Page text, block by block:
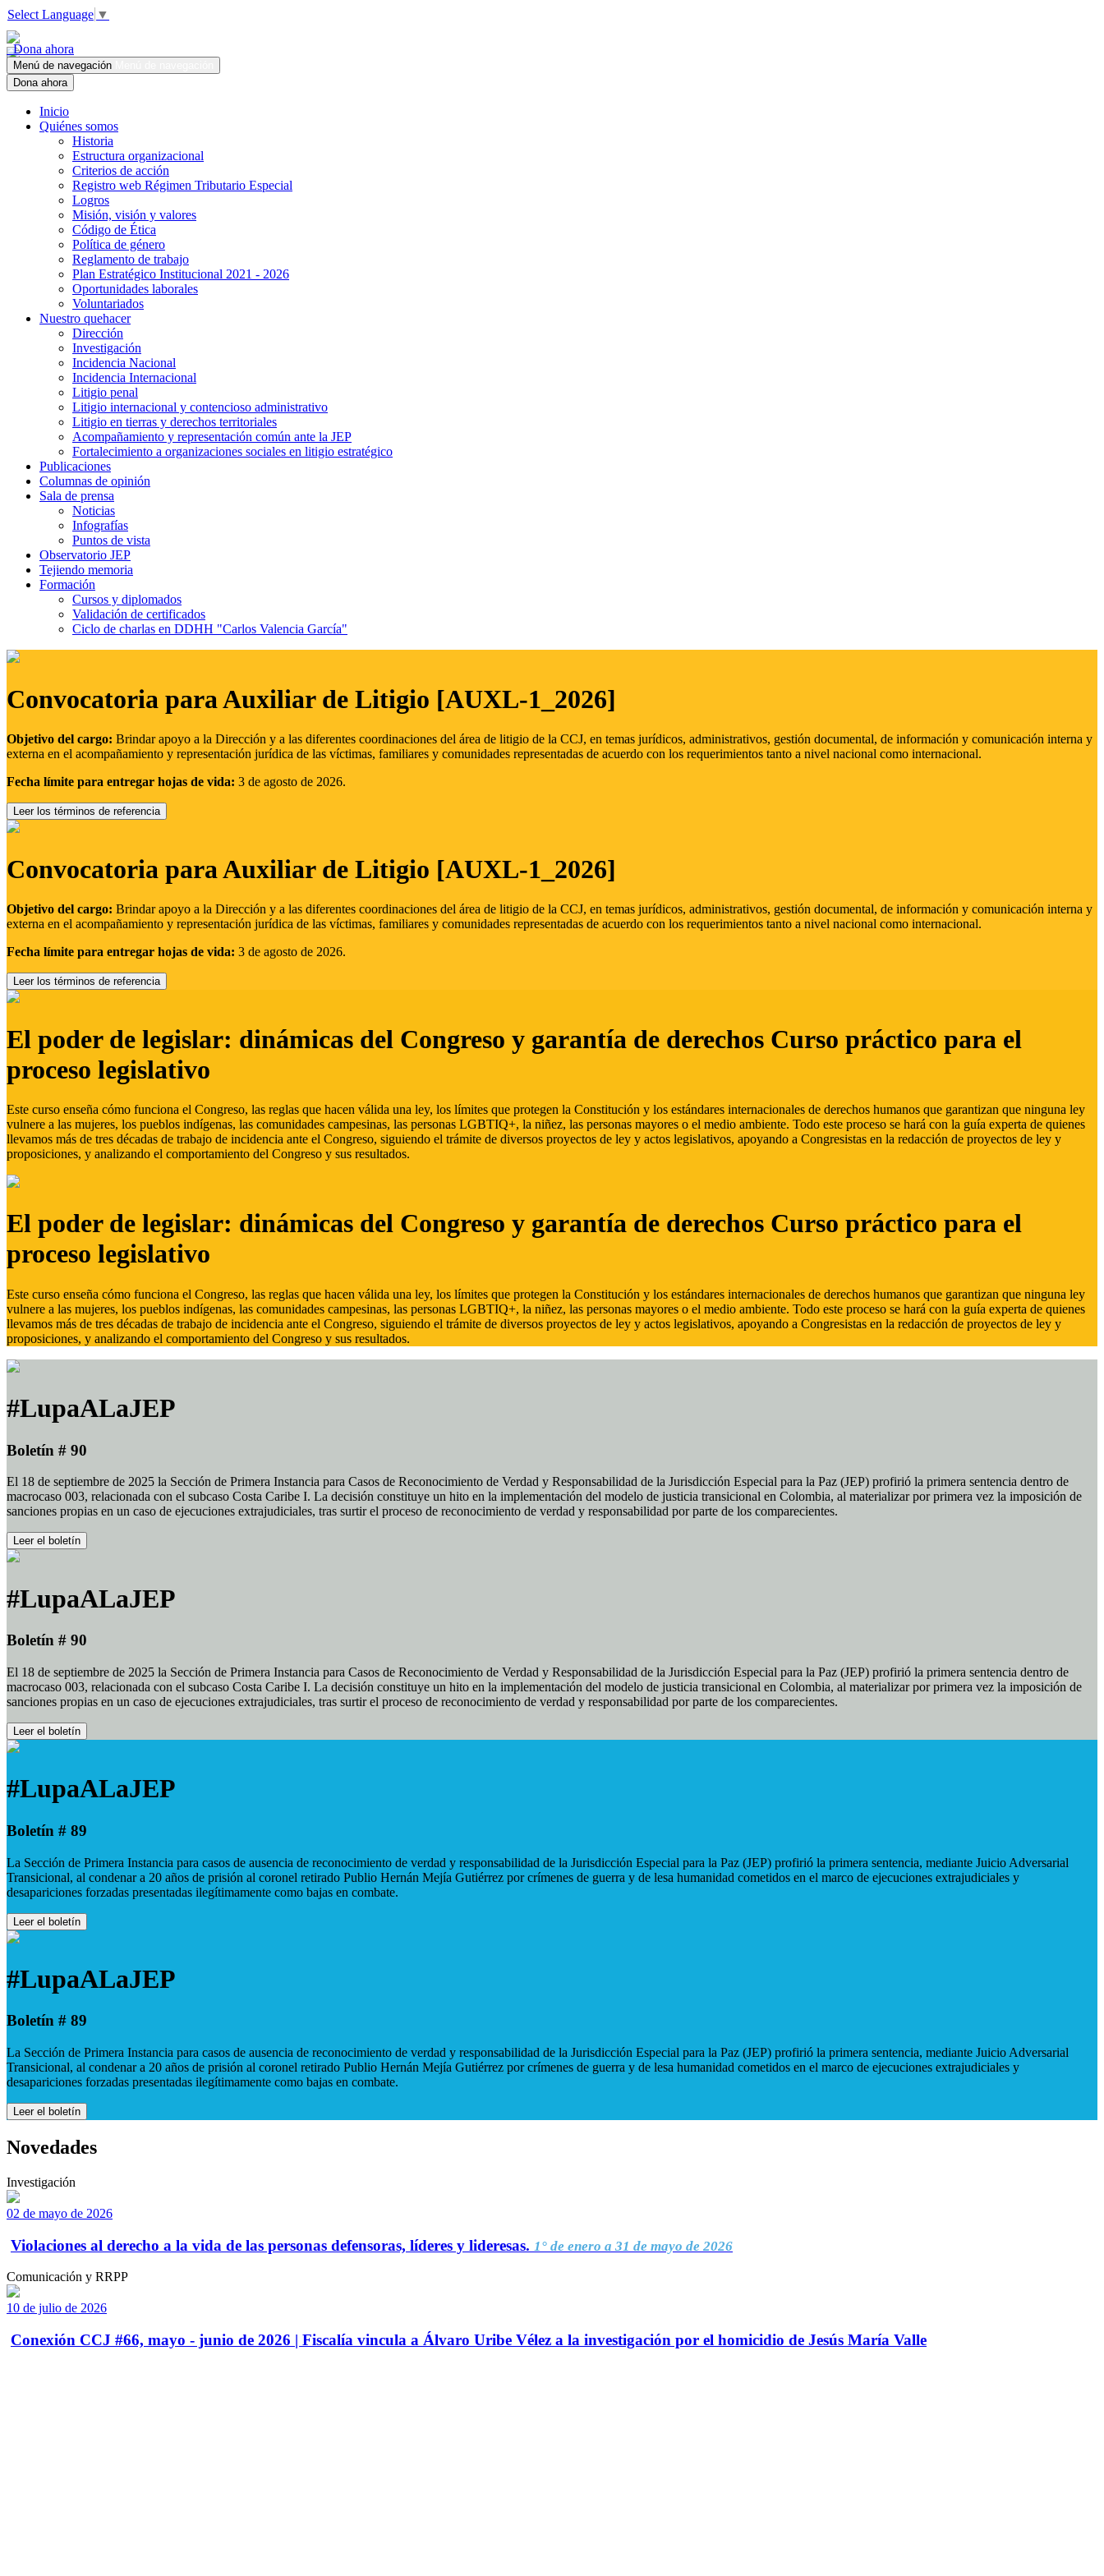
Select Language ▼
Dona ahora
Menú de navegación
Dona ahora
Inicio
Quiénes somos
Historia
Estructura organizacional
Criterios de acción
Registro web Régimen Tributario Especial
Logros
Misión, visión y valores
Código de Ética
Política de género
Reglamento de trabajo
Plan Estratégico Institucional 2021 - 2026
Oportunidades laborales
Voluntariados
Nuestro quehacer
Dirección
Investigación
Incidencia Nacional
Incidencia Internacional
Litigio penal
Litigio internacional y contencioso administrativo
Litigio en tierras y derechos territoriales
Acompañamiento y representación común ante la JEP
Fortalecimiento a organizaciones sociales en litigio estratégico
Publicaciones
Columnas de opinión
Sala de prensa
Noticias
Infografías
Puntos de vista
Observatorio JEP
Tejiendo memoria
Formación
Cursos y diplomados
Validación de certificados
Ciclo de charlas en DDHH "Carlos Valencia García"
Convocatoria para Auxiliar de Litigio [AUXL-1_2026]
Objetivo del cargo: Brindar apoyo a la Dirección y a las diferentes coordinaciones del área de litigio de la CCJ, en temas jurídicos, administrativos, gestión documental, de información y comunicación interna y
externa en el acompañamiento y representación jurídica de las víctimas, familiares y comunidades representadas de acuerdo con los requerimientos tanto a nivel nacional como internacional.
Fecha límite para entregar hojas de vida: 3 de agosto de 2026.
Leer los términos de referencia
Convocatoria para Auxiliar de Litigio [AUXL-1_2026]
Objetivo del cargo: Brindar apoyo a la Dirección y a las diferentes coordinaciones del área de litigio de la CCJ, en temas jurídicos, administrativos, gestión documental, de información y comunicación interna y
externa en el acompañamiento y representación jurídica de las víctimas, familiares y comunidades representadas de acuerdo con los requerimientos tanto a nivel nacional como internacional.
Fecha límite para entregar hojas de vida: 3 de agosto de 2026.
Leer los términos de referencia
El poder de legislar: dinámicas del Congreso y garantía de derechos Curso práctico para el
proceso legislativo
Este curso enseña cómo funciona el Congreso, las reglas que hacen válida una ley, los límites que protegen la Constitución y los estándares internacionales de derechos humanos que garantizan que ninguna ley
vulnere a las mujeres, los pueblos indígenas, las comunidades campesinas, las personas LGBTIQ+, la niñez, las personas mayores o el medio ambiente. Todo este proceso se hará con la guía experta de quienes
llevamos más de tres décadas de trabajo de incidencia ante el Congreso, siguiendo el trámite de diversos proyectos de ley y actos legislativos, apoyando a Congresistas en la redacción de proyectos de ley y
proposiciones, y analizando el comportamiento del Congreso y sus resultados.
El poder de legislar: dinámicas del Congreso y garantía de derechos Curso práctico para el
proceso legislativo
Este curso enseña cómo funciona el Congreso, las reglas que hacen válida una ley, los límites que protegen la Constitución y los estándares internacionales de derechos humanos que garantizan que ninguna ley
vulnere a las mujeres, los pueblos indígenas, las comunidades campesinas, las personas LGBTIQ+, la niñez, las personas mayores o el medio ambiente. Todo este proceso se hará con la guía experta de quienes
llevamos más de tres décadas de trabajo de incidencia ante el Congreso, siguiendo el trámite de diversos proyectos de ley y actos legislativos, apoyando a Congresistas en la redacción de proyectos de ley y
proposiciones, y analizando el comportamiento del Congreso y sus resultados.
#LupaALaJEP
Boletín # 90
El 18 de septiembre de 2025 la Sección de Primera Instancia para Casos de Reconocimiento de Verdad y Responsabilidad de la Jurisdicción Especial para la Paz (JEP) profirió la primera sentencia dentro de
macrocaso 003, relacionada con el subcaso Costa Caribe I. La decisión constituye un hito en la implementación del modelo de justicia transicional en Colombia, al materializar por primera vez la imposición de
sanciones propias en un caso de ejecuciones extrajudiciales, tras surtir el proceso de reconocimiento de verdad y responsabilidad por parte de los comparecientes.
Leer el boletín
#LupaALaJEP
Boletín # 90
El 18 de septiembre de 2025 la Sección de Primera Instancia para Casos de Reconocimiento de Verdad y Responsabilidad de la Jurisdicción Especial para la Paz (JEP) profirió la primera sentencia dentro de
macrocaso 003, relacionada con el subcaso Costa Caribe I. La decisión constituye un hito en la implementación del modelo de justicia transicional en Colombia, al materializar por primera vez la imposición de
sanciones propias en un caso de ejecuciones extrajudiciales, tras surtir el proceso de reconocimiento de verdad y responsabilidad por parte de los comparecientes.
Leer el boletín
#LupaALaJEP
Boletín # 89
La Sección de Primera Instancia para casos de ausencia de reconocimiento de verdad y responsabilidad de la Jurisdicción Especial para la Paz (JEP) profirió la primera sentencia, mediante Juicio Adversarial
Transicional, al condenar a 20 años de prisión al coronel retirado Publio Hernán Mejía Gutiérrez por crímenes de guerra y de lesa humanidad cometidos en el marco de ejecuciones extrajudiciales y
desapariciones forzadas presentadas ilegítimamente como bajas en combate.
Leer el boletín
#LupaALaJEP
Boletín # 89
La Sección de Primera Instancia para casos de ausencia de reconocimiento de verdad y responsabilidad de la Jurisdicción Especial para la Paz (JEP) profirió la primera sentencia, mediante Juicio Adversarial
Transicional, al condenar a 20 años de prisión al coronel retirado Publio Hernán Mejía Gutiérrez por crímenes de guerra y de lesa humanidad cometidos en el marco de ejecuciones extrajudiciales y
desapariciones forzadas presentadas ilegítimamente como bajas en combate.
Leer el boletín
Novedades
Investigación
02 de mayo de 2026
Violaciones al derecho a la vida de las personas defensoras, líderes y lideresas. 1° de enero a 31 de mayo de 2026
Comunicación y RRPP
10 de julio de 2026
Conexión CCJ #66, mayo - junio de 2026 | Fiscalía vincula a Álvaro Uribe Vélez a la investigación por el homicidio de Jesús María Valle